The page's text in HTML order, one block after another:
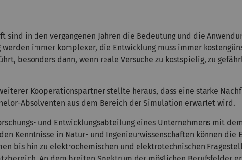
sind in den vergangenen Jahren die Bedeutung und die
immer komplexer, die Entwicklung muss immer
besonders dann, wenn reale Versuche zu kostspielig, zu
Kooperationspartner stellte heraus, dass eine starke
Absolventen aus dem Bereich der Simulation erwartet wird.
und Entwicklungsabteilung eines Unternehmens mit
Kenntnisse in Natur- und Ingenieurwissenschaften können die
bis hin zu elektrochemischen und elektrotechnischen